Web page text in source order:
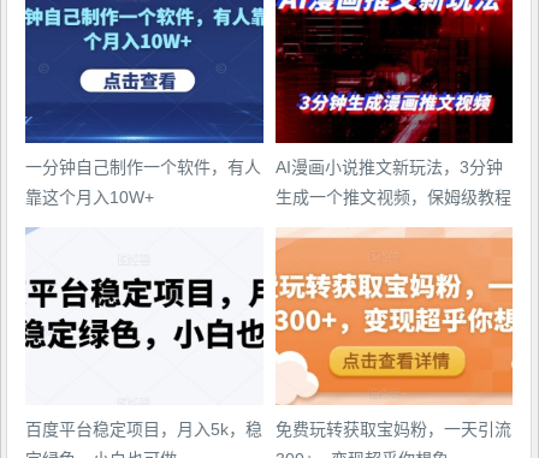
一分钟自己制作一个软件，有人
靠这个月入10W+
AI漫画小说推文新玩法，3分钟
生成一个推文视频，保姆级教程
【配项目操作和软件教程】
百度平台稳定项目，月入5k，稳
免费玩转获取宝妈粉，一天引流